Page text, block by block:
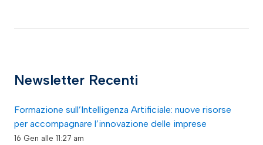
Newsletter Recenti
Formazione sull’Intelligenza Artificiale: nuove risorse
per accompagnare l’innovazione delle imprese
16 Gen alle 11:27 am